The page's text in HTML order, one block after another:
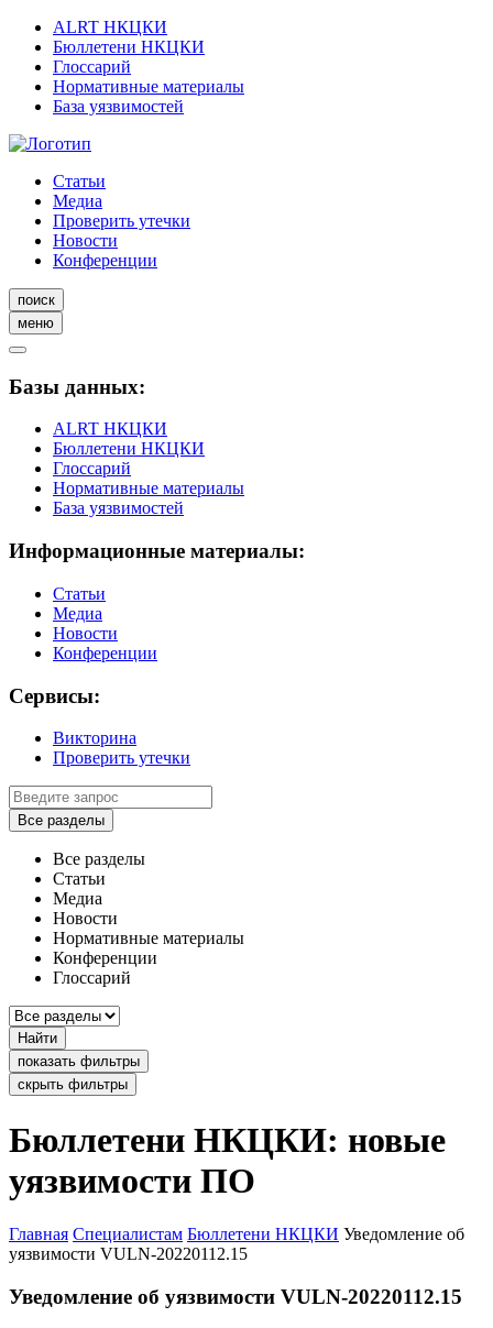
ALRT НКЦКИ
Бюллетени НКЦКИ
Глоссарий
Нормативные материалы
База уязвимостей
Статьи
Медиа
Проверить утечки
Новости
Конференции
поиск
меню
Базы данных:
ALRT НКЦКИ
Бюллетени НКЦКИ
Глоссарий
Нормативные материалы
База уязвимостей
Информационные материалы:
Статьи
Медиа
Новости
Конференции
Сервисы:
Викторина
Проверить утечки
Все разделы
Все разделы
Статьи
Медиа
Новости
Нормативные материалы
Конференции
Глоссарий
Найти
показать фильтры
скрыть фильтры
Бюллетени НКЦКИ: новые
уязвимости ПО
Главная Специалистам Бюллетени НКЦКИ Уведомление об
уязвимости VULN-20220112.15
Уведомление об уязвимости VULN-20220112.15